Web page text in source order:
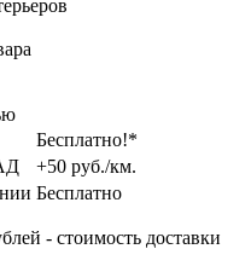
Бесплатно!*
+50 руб./км.
Бесплатно
- стоимость доставки